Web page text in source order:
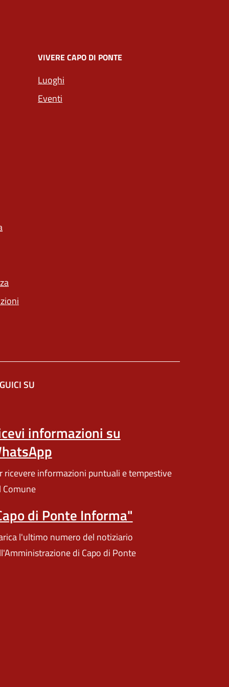
VIVERE CAPO DI PONTE
Luoghi
Eventi
SU
informazioni su
ricevere informazioni puntuali e tempestive
Comune
di Ponte Informa"
l'ultimo numero del notiziario
di Capo di Ponte